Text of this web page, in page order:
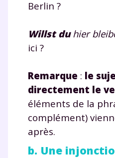
Berlin ?
Willst duhier
ici ?
Remarque : le
directement le
éléments de la
complément)
après.
b. Une